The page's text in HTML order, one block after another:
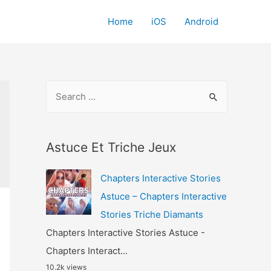
Home iOS Android
r
h
f
o
r
:
Astuce Et Triche Jeux
Chapters Interactive Stories
Astuce – Chapters Interactive
Stories Triche Diamants
Chapters Interactive Stories Astuce -
Chapters Interact...
10.2k views